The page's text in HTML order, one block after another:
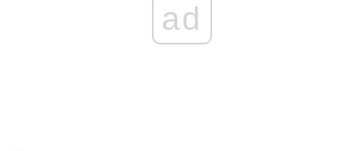
ad